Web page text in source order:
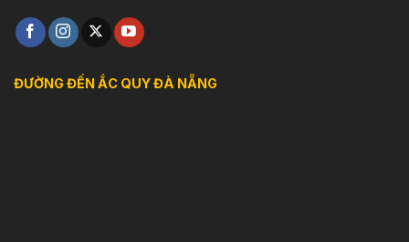
ĐƯỜNG ĐẾN ẮC QUY ĐÀ NẴNG